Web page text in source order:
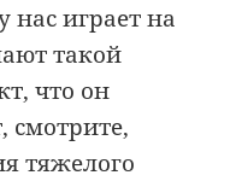
играет на
такой
что он
смотрите,
тяжелого